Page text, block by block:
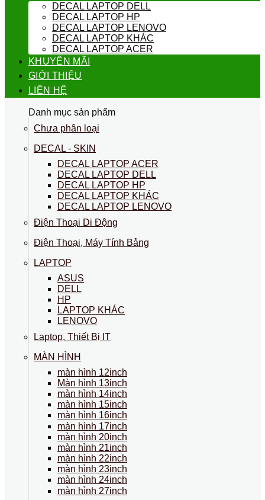
DECAL LAPTOP DELL
DECAL LAPTOP HP
DECAL LAPTOP LENOVO
DECAL LAPTOP KHÁC
DECAL LAPTOP ACER
KHUYẾN MÃI
GIỚI THIỆU
LIÊN HỆ
Danh mục sản phẩm
Chưa phân loại
DECAL - SKIN
DECAL LAPTOP ACER
DECAL LAPTOP DELL
DECAL LAPTOP HP
DECAL LAPTOP KHÁC
DECAL LAPTOP LENOVO
Điện Thoại Di Động
Điện Thoại, Máy Tính Bảng
LAPTOP
ASUS
DELL
HP
LAPTOP KHÁC
LENOVO
Laptop, Thiết Bị IT
MÀN HÌNH
màn hình 12inch
Màn hình 13inch
màn hình 14inch
màn hình 15inch
màn hình 16inch
màn hình 17inch
màn hình 20inch
màn hình 21inch
màn hình 22inch
màn hình 23inch
màn hình 24inch
màn hình 27inch